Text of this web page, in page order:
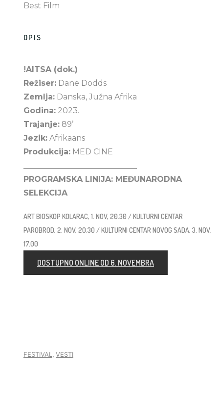
Best Film
OPIS
!AITSA (dok.)
Režiser: Dane Dodds
Zemlja: Danska, Južna Afrika
Godina: 2023.
Trajanje: 89’
Jezik: Afrikaans
Produkcija: MED CINE
PROGRAMSKA LINIJA: MEĐUNARODNA
SELEKCIJA
ART BIOSKOP KOLARAC, 1. NOV, 20.30 / KULTURNI CENTAR
PAROBROD, 2. NOV, 20.30 / KULTURNI CENTAR NOVOG SADA, 3. NOV,
17.00
DOSTUPNO ONLINE OD 6. NOVEMBRA
FESTIVAL , VESTI